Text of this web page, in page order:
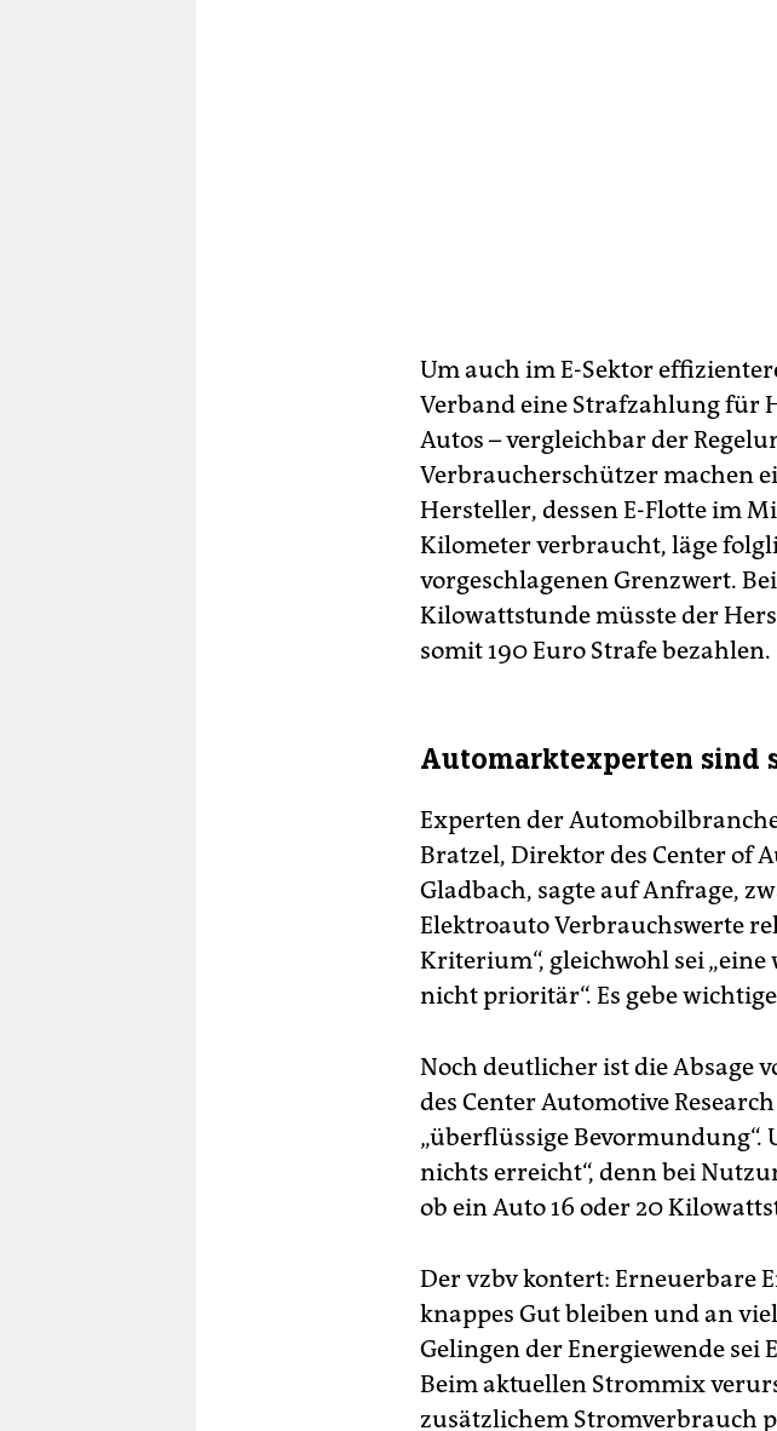
Um auch im E-Sektor
Verband eine Strafzahlung für
Autos – vergleichbar der
Verbraucherschützer machen
Hersteller, dessen E-Flotte im
Kilometer verbraucht, läge
vorgeschlagenen Grenzwert.
Kilowattstunde müsste der
somit 190 Euro Strafe bezahlen.
Automarktexperten sind
Experten der
Bratzel, Direktor des Center of
Gladbach, sagte auf Anfrage,
Elektroauto Verbrauchswerte
Kriterium“, gleichwohl sei
nicht prioritär“. Es gebe
Noch deutlicher ist die Absage
des Center Automotive
„überflüssige
nichts erreicht“, denn bei
ob ein Auto 16 oder 20
Der vzbv kontert: Erneuerbare
knappes Gut bleiben und an
Gelingen der Energiewende
Beim aktuellen Strommix
zusätzlichem Stromverbrauch